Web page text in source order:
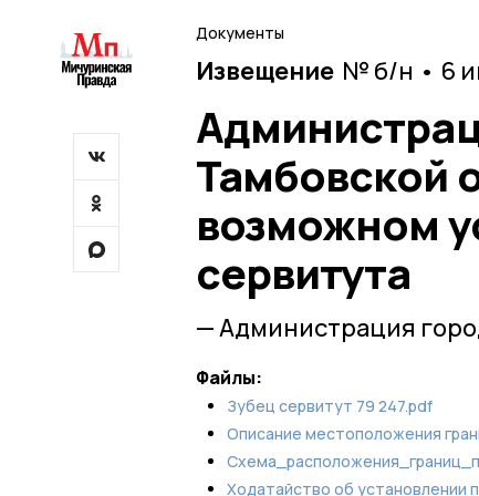
Документы
Извещение № б/н • 6
Тамбовской
возможном
сервитута
— Администрация
Файлы:
Зубец cервитут 79 247.pdf
Описание местоположения
Ходатайство об установлении